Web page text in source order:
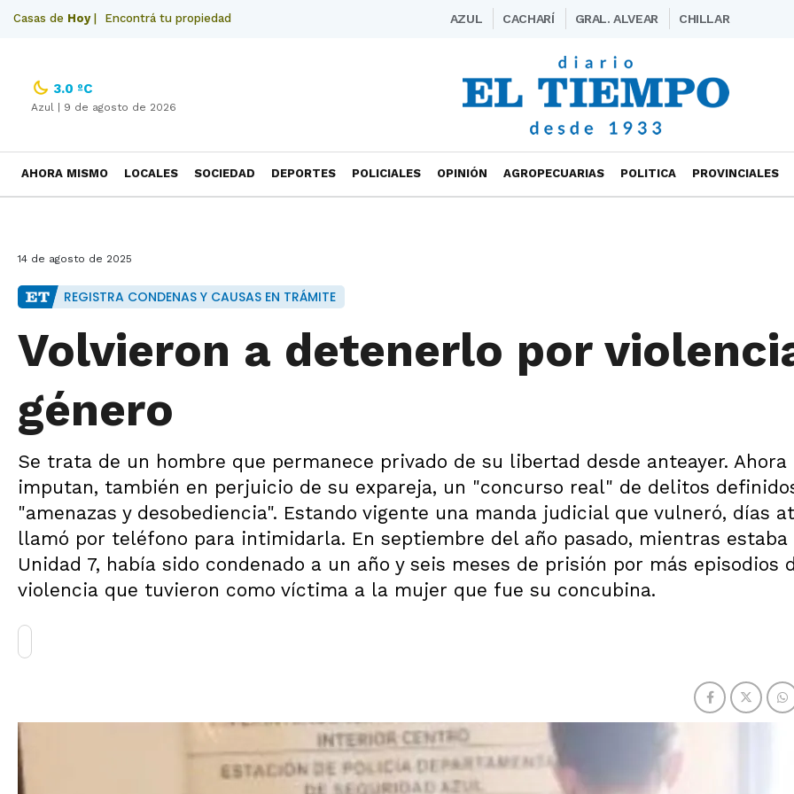
Casas de Hoy| Encontrá tu propiedad AZUL CACHARÍ GRAL. ALVEAR CHILLAR
3.0 ºC
Azul | 9 de agosto de 2026
AHORA MISMO LOCALES SOCIEDAD DEPORTES POLICIALES OPINIÓN AGROPECUARIAS POLITICA PROVINCIALES
14 de agosto de 2025
REGISTRA CONDENAS Y CAUSAS EN TRÁMITE
Volvieron a detenerlo por
género
Se trata de un hombre que permanece privado de su libertad desde anteayer. Ahora
imputan, también en perjuicio de su expareja, un "concurso real" de delitos
"amenazas y desobediencia". Estando vigente una manda judicial que vulneró, días
llamó por teléfono para intimidarla. En septiembre del año pasado, mientras estaba
Unidad 7, había sido condenado a un año y seis meses de prisión por más episodios
violencia que tuvieron como víctima a la mujer que fue su concubina.